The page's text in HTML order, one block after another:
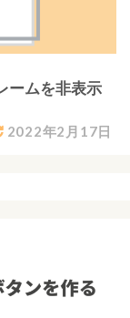
2022年2月17日
ームを非表示